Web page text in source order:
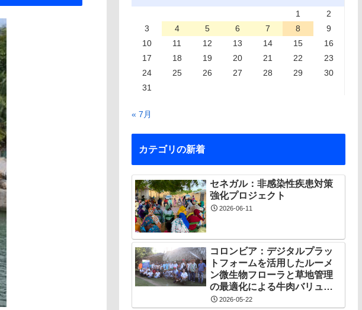
1
2
3
4 5 6 7 8
9
10
11 12 13 14 15
16
17
18 19 20 21 22
23
24
25 26 27 28 29
30
31
« 7月
カテゴリの新着
セネガル：非感染性疾患対策
強化プロジェクト
2026-06-11
コロンビア：デジタルプラッ
トフォームを活用したルーメ
ン微生物フローラと草地管理
の最適化による牛肉バリュー
チェーン創出プロジェクト
2026-05-22